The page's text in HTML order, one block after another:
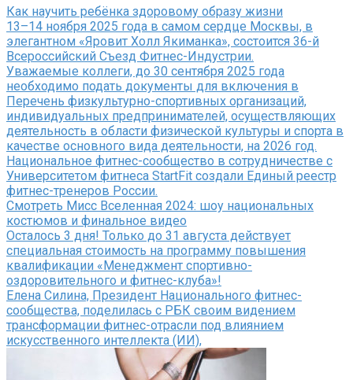
Как научить ребёнка здоровому образу жизни
13–14 ноября 2025 года в самом сердце Москвы, в
элегантном «Яровит Холл Якиманка», состоится 36-й
Всероссийский Съезд Фитнес-Индустрии.
Уважаемые коллеги, до 30 сентября 2025 года
необходимо подать документы для включения в
Перечень физкультурно-спортивных организаций,
индивидуальных предпринимателей, осуществляющих
деятельность в области физической культуры и спорта в
качестве основного вида деятельности, на 2026 год.
Национальное фитнес-сообщество в сотрудничестве с
Университетом фитнеса StartFit создали Единый реестр
фитнес-тренеров России.
Смотреть Мисс Вселенная 2024: шоу национальных
костюмов и финальное видео
Осталось 3 дня! Только до 31 августа действует
специальная стоимость на программу повышения
квалификации «Менеджмент спортивно-
оздоровительного и фитнес-клуба»!
Елена Силина, Президент Национального фитнес-
сообщества, поделилась с РБК своим видением
трансформации фитнес-отрасли под влиянием
искусственного интеллекта (ИИ),